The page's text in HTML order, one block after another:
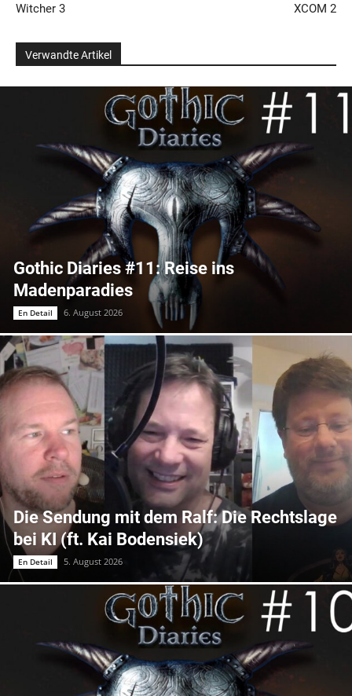
Witcher 3 XCOM 2
Verwandte Artikel
Gothic Diaries #11: Reise ins
Madenparadies
En Detail 6. August 2026
Die Sendung mit dem Ralf: Die Rechtslage
bei KI (ft. Kai Bodensiek)
En Detail 5. August 2026